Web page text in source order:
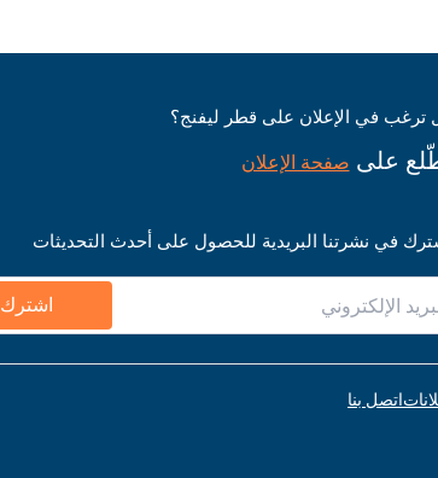
ترغب في الإعلان على قطر ليفنج؟
على صفحة الإعلان
في نشرتنا البريدية للحصول على أحدث التحديثات
اشترك
اتصل بنا